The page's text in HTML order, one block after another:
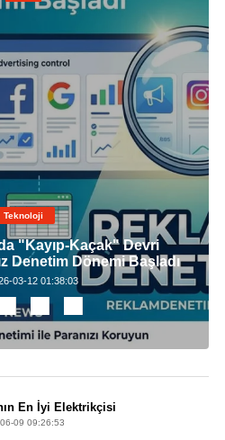
Teknoloji
"Kayıp-Kaçak" Devri
Denetim Dönemi Başladı
03-12 01:38:03
En İyi Elektrikçisi
09 09:26:53